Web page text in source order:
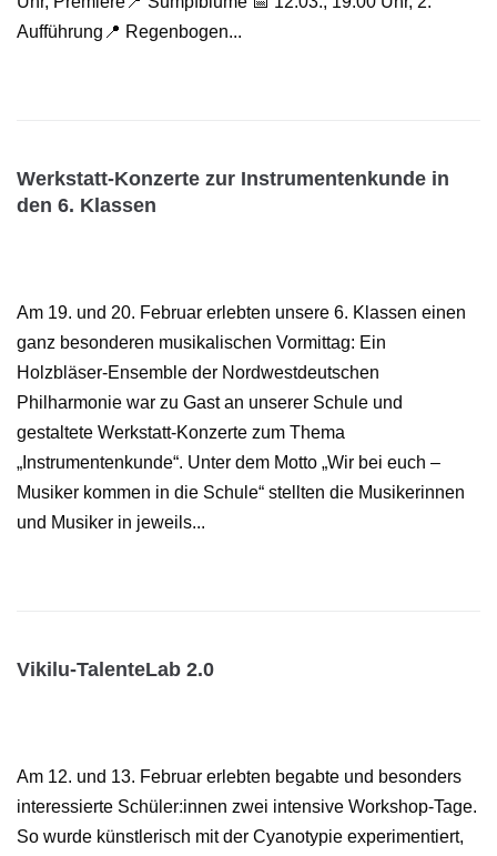
Aufführung📍 Regenbogen...
Werkstatt-Konzerte zur Instrumentenkunde in
den 6. Klassen
Am 19. und 20. Februar erlebten unsere 6. Klassen einen
ganz besonderen musikalischen Vormittag: Ein
Holzbläser-Ensemble der Nordwestdeutschen
Philharmonie war zu Gast an unserer Schule und
gestaltete Werkstatt-Konzerte zum Thema
„Instrumentenkunde“. Unter dem Motto „Wir bei euch –
Musiker kommen in die Schule“ stellten die Musikerinnen
und Musiker in jeweils...
Vikilu-TalenteLab 2.0
Am 12. und 13. Februar erlebten begabte und besonders
interessierte Schüler:innen zwei intensive Workshop-Tage.
So wurde künstlerisch mit der Cyanotypie experimentiert,